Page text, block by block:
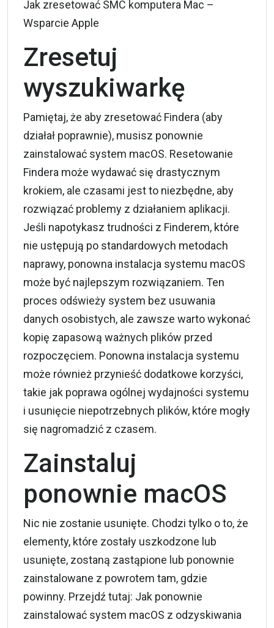
Jak zresetować SMC komputera Mac –
Wsparcie Apple
Zresetuj
wyszukiwarkę
Pamiętaj, że aby zresetować Findera (aby
działał poprawnie), musisz ponownie
zainstalować system macOS. Resetowanie
Findera może wydawać się drastycznym
krokiem, ale czasami jest to niezbędne, aby
rozwiązać problemy z działaniem aplikacji.
Jeśli napotykasz trudności z Finderem, które
nie ustępują po standardowych metodach
naprawy, ponowna instalacja systemu macOS
może być najlepszym rozwiązaniem. Ten
proces odświeży system bez usuwania
danych osobistych, ale zawsze warto wykonać
kopię zapasową ważnych plików przed
rozpoczęciem. Ponowna instalacja systemu
może również przynieść dodatkowe korzyści,
takie jak poprawa ogólnej wydajności systemu
i usunięcie niepotrzebnych plików, które mogły
się nagromadzić z czasem.
Zainstaluj
ponownie macOS
Nic nie zostanie usunięte. Chodzi tylko o to, że
elementy, które zostały uszkodzone lub
usunięte, zostaną zastąpione lub ponownie
zainstalowane z powrotem tam, gdzie
powinny. Przejdź tutaj: Jak ponownie
zainstalować system macOS z odzyskiwania